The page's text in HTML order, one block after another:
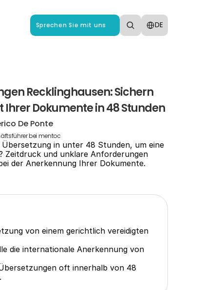
Sprechen Sie mit uns
Select Language
DE
Recklinghausen: Sichern
Ihrer Dokumente in 48 Stunden
De Ponte
bei mentoc
Übersetzung in unter 48 Stunden, um eine
Zeitdruck und unklare Anforderungen
der Anerkennung Ihrer Dokumente.
von einem gerichtlich vereidigten
die internationale Anerkennung von
oft innerhalb von 48